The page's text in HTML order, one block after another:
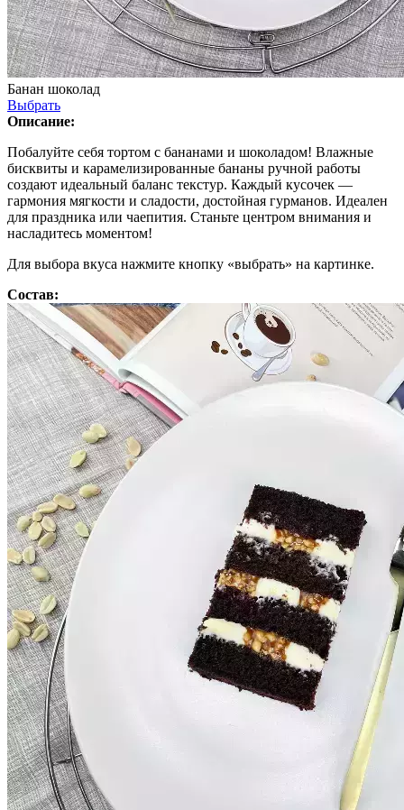
Банан шоколад
Выбрать
Описание:
Побалуйте себя тортом с бананами и шоколадом! Влажные
бисквиты и карамелизированные бананы ручной работы
создают идеальный баланс текстур. Каждый кусочек —
гармония мягкости и сладости, достойная гурманов. Идеален
для праздника или чаепития. Станьте центром внимания и
насладитесь моментом!
Для выбора вкуса нажмите кнопку «выбрать» на картинке.
Состав: